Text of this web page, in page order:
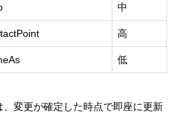
中
高
低
変更が確定した時点で即座に更新